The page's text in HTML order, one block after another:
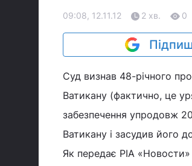
09:08, 12.11.12 2 хв. 0
Суд визнав 48-річного
Ватикану (фактично, це
забезпечення упродовж
Ватикану і засудив його
Як передає РІА